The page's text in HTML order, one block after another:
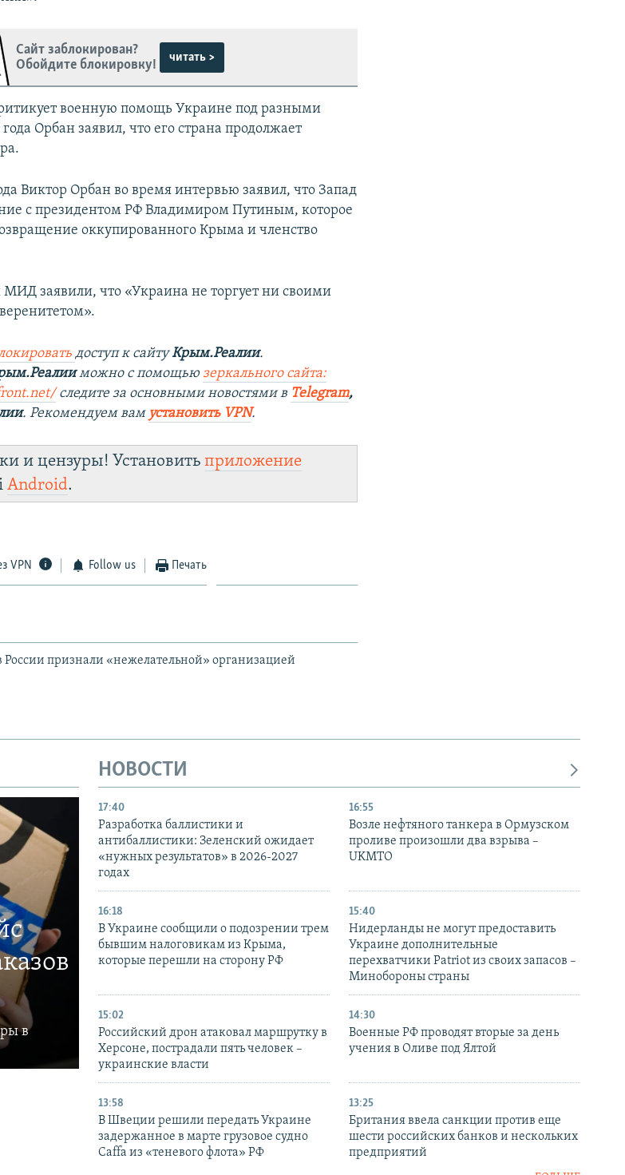
Сайт заблокирован?
Обойдите блокировку!
читать >
военную помощь Украине под разными
Орбан заявил, что его страна продолжает
Виктор Орбан во время интервью заявил, что Запад
с президентом РФ Владимиром Путиным, которое
оккупированного Крыма и членство
МИД заявили, что «Украина не торгует ни своими
доступ к сайтуКрым.Реалии.
можно с помощьюзеркального сайта:
следите за основными новостями в Telegram,
. Рекомендуем вам установить VPN.
и цензуры! Установитьприложение
Android.
VPN Follow us Печать
признали «нежелательной» организацией
в
НОВОСТИ
17:40
Разработка баллистики и
антибаллистики: Зеленский ожидает
«нужных результатов» в 2026-2027
годах
16:55
Возле нефтяного танкера в Ормузском
проливе произошли два взрыва –
UKMTO
16:18
В Украине сообщили о подозрении трем
бывшим налоговикам из Крыма,
которые перешли на сторону РФ
15:40
Нидерланды не могут предоставить
Украине дополнительные
перехватчики Patriot из своих запасов –
Минобороны страны
15:02
Российский дрон атаковал маршрутку в
Херсоне, пострадали пять человек –
украинские власти
14:30
Военные РФ проводят вторые за день
учения в Оливе под Ялтой
13:58
В Швеции решили передать Украине
задержанное в марте грузовое судно
Caffa из «теневого флота» РФ
13:25
Британия ввела санкции против еще
шести российских банков и нескольких
предприятий